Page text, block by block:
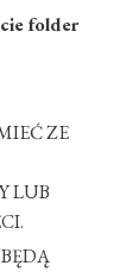
folder
ZE
LUB